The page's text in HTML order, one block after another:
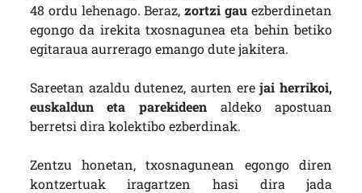
48 ordu lehenago. Beraz,zortzi gau ezberdinetan
egongo da irekita txosnagunea eta behin betiko
egitaraua aurrerago emango dute jakitera.
Sareetan azaldu dutenez, aurten erejai herrikoi,
euskaldun eta parekideen aldeko apostuan
berretsi dira kolektibo ezberdinak.
Zentzu honetan, txosnagunean egongo diren
kontzertuak iragartzen hasi dira jada